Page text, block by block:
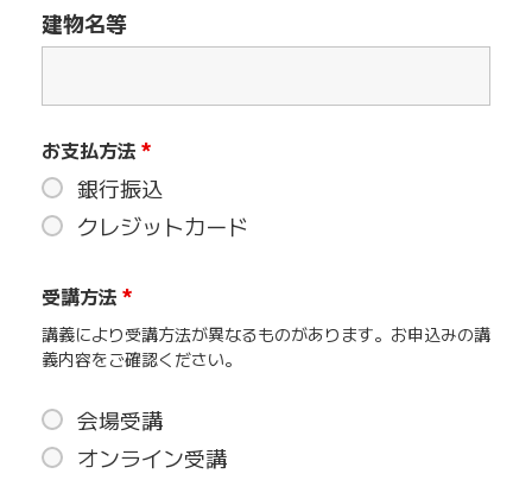
建物名等
お支払方法 *
銀行振込
クレジットカード
受講方法 *
会場受講
オンライン受講
講義により受講方法が異なるものがあります。お申込みの講
義内容をご確認ください。